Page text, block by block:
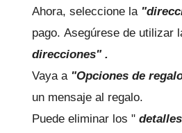
Ahora, seleccione la
pago. Asegúrese de utilizar
direcciones" .
Vaya a "Opciones de
un mensaje al regalo.
Puede eliminar los "